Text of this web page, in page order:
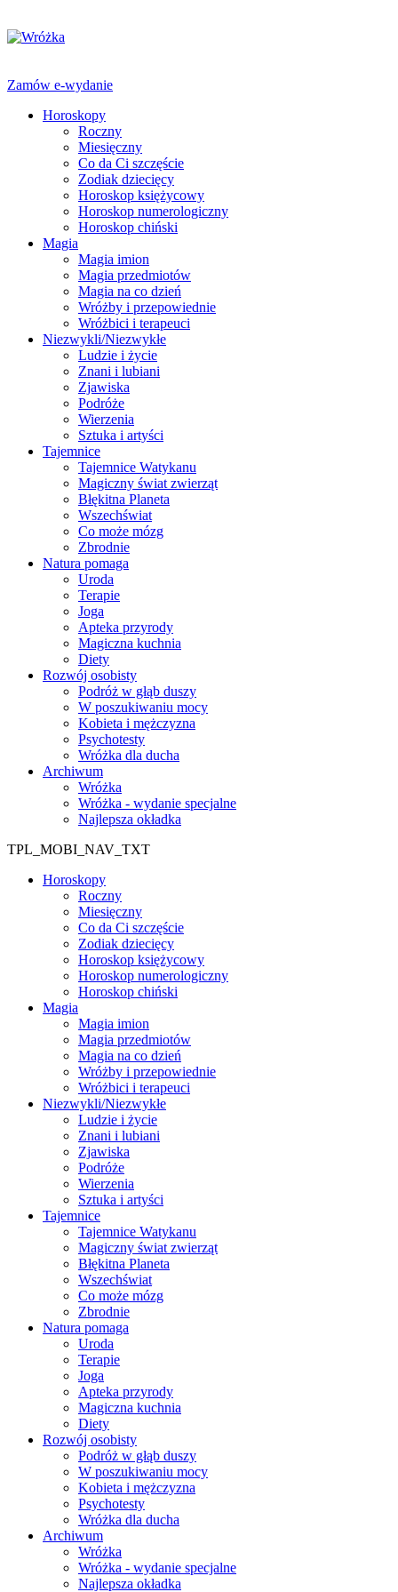
Zamów e-wydanie
Horoskopy
Roczny
Miesięczny
Co da Ci szczęście
Zodiak dziecięcy
Horoskop księżycowy
Horoskop numerologiczny
Horoskop chiński
Magia
Magia imion
Magia przedmiotów
Magia na co dzień
Wróżby i przepowiednie
Wróżbici i terapeuci
Niezwykli/Niezwykłe
Ludzie i życie
Znani i lubiani
Zjawiska
Podróże
Wierzenia
Sztuka i artyści
Tajemnice
Tajemnice Watykanu
Magiczny świat zwierząt
Błękitna Planeta
Wszechświat
Co może mózg
Zbrodnie
Natura pomaga
Uroda
Terapie
Joga
Apteka przyrody
Magiczna kuchnia
Diety
Rozwój osobisty
Podróż w głąb duszy
W poszukiwaniu mocy
Kobieta i mężczyzna
Psychotesty
Wróżka dla ducha
Archiwum
Wróżka
Wróżka - wydanie specjalne
Najlepsza okładka
TPL_MOBI_NAV_TXT
Horoskopy
Roczny
Miesięczny
Co da Ci szczęście
Zodiak dziecięcy
Horoskop księżycowy
Horoskop numerologiczny
Horoskop chiński
Magia
Magia imion
Magia przedmiotów
Magia na co dzień
Wróżby i przepowiednie
Wróżbici i terapeuci
Niezwykli/Niezwykłe
Ludzie i życie
Znani i lubiani
Zjawiska
Podróże
Wierzenia
Sztuka i artyści
Tajemnice
Tajemnice Watykanu
Magiczny świat zwierząt
Błękitna Planeta
Wszechświat
Co może mózg
Zbrodnie
Natura pomaga
Uroda
Terapie
Joga
Apteka przyrody
Magiczna kuchnia
Diety
Rozwój osobisty
Podróż w głąb duszy
W poszukiwaniu mocy
Kobieta i mężczyzna
Psychotesty
Wróżka dla ducha
Archiwum
Wróżka
Wróżka - wydanie specjalne
Najlepsza okładka